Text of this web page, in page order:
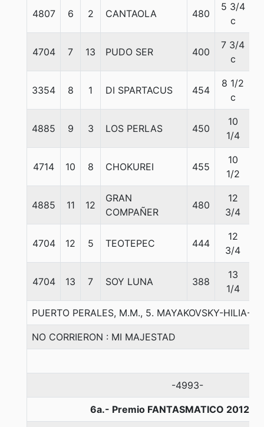
4807 6 2 CANTAOLA 480
5 3/4
c
4704 7 13 PUDO SER 400
7 3/4
c
3354 8 1 DI SPARTACUS 454
8 1/2
c
4885 9 3 LOS PERLAS 450
10
1/4
4714 10 8 CHOKUREI 455
10
1/2
4885 11 12
GRAN
COMPAÑER
480
12
3/4
4704 12 5 TEOTEPEC 444
12
3/4
4704 13 7 SOY LUNA 388
13
1/4
PUERTO PERALES, M.M., 5. MAYAKOVSKY-HILIA-
NO CORRIERON : MI MAJESTAD
-4993-
6a.- Premio FANTASMATICO 2012,